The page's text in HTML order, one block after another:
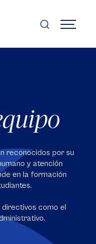
MENÚ
reconocidos por su
y atención
en la formación
como el